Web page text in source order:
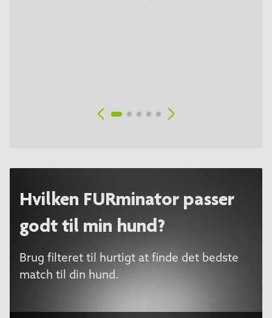
Hvilken FURminator passer
godt til min hund?
Brug filteret til hurtigt at finde det bedste
match til din hund.